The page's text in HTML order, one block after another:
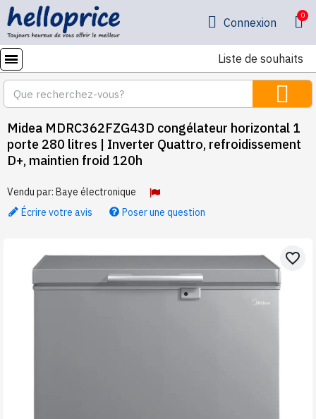
Connexion
Liste de souhaits
Midea MDRC362FZG43D congélateur horizontal 1
porte 280 litres | Inverter Quattro, refroidissement
D+, maintien froid 120h
Vendu par: Baye électronique
Écrire votre avis
Poser une question
favorite_border